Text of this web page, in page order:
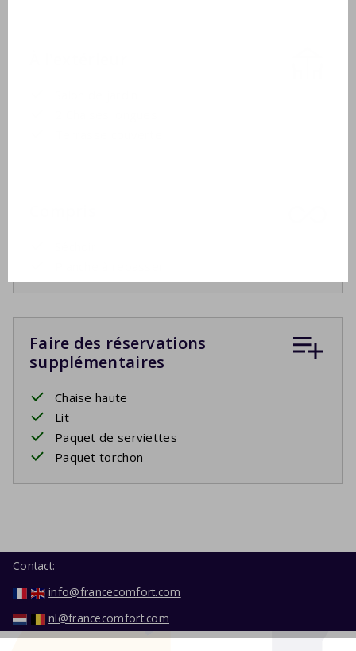
Faire des réservations
supplémentaires
Chaise haute
Lit
Paquet de serviettes
Paquet torchon
Contact:
info@francecomfort.com
nl@francecomfort.com